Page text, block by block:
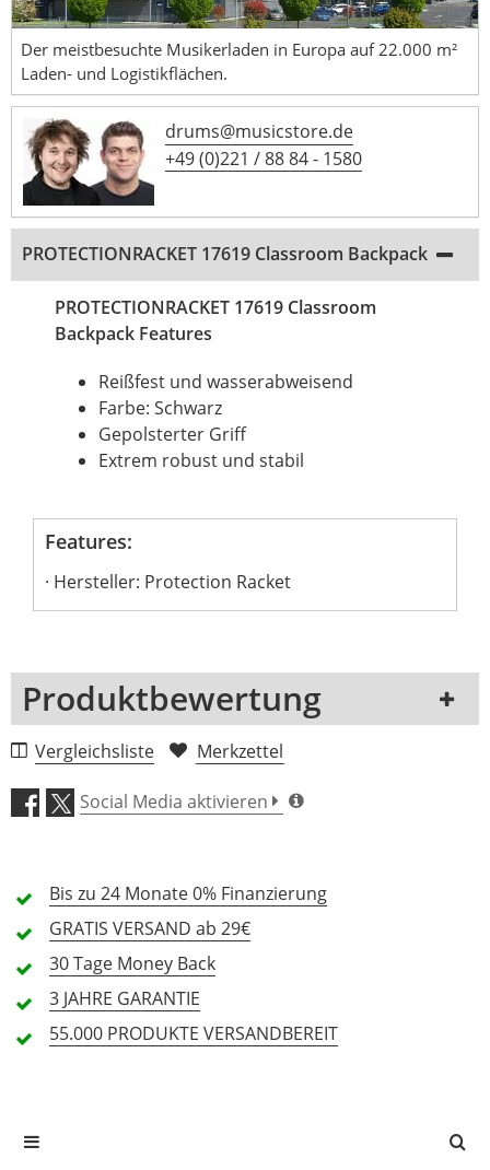
Der meistbesuchte Musikerladen in Europa auf 22.000 m²
Laden- und Logistikflächen.
drums@musicstore.de
+49 (0)221 / 88 84 - 1580
PROTECTIONRACKET 17619 Classroom Backpack
PROTECTIONRACKET 17619 Classroom
Backpack Features
Reißfest und wasserabweisend
Farbe: Schwarz
Gepolsterter Griff
Extrem robust und stabil
Features:
Hersteller: Protection Racket
Produktbewertung
1 Rezension
5 Sterne
4 Sterne
2 Sterne
1 Sterne
Alle Sprachen
Vergleichsliste Merkzettel
Social Media aktivieren
Bis zu 24 Monate0% Finanzierung
GRATIS VERSAND ab 29€
30 Tage Money Back
3 JAHRE GARANTIE
55.000 PRODUKTE VERSANDBEREIT